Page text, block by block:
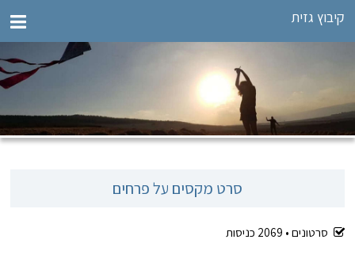
קיבוץ גזית
סרט מקסים על פרחים
סרטונים • 2069 כניסות